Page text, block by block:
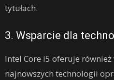
tytułach.
3. Wsparcie dla
Intel Core i5 oferuje
najnowszych technologii